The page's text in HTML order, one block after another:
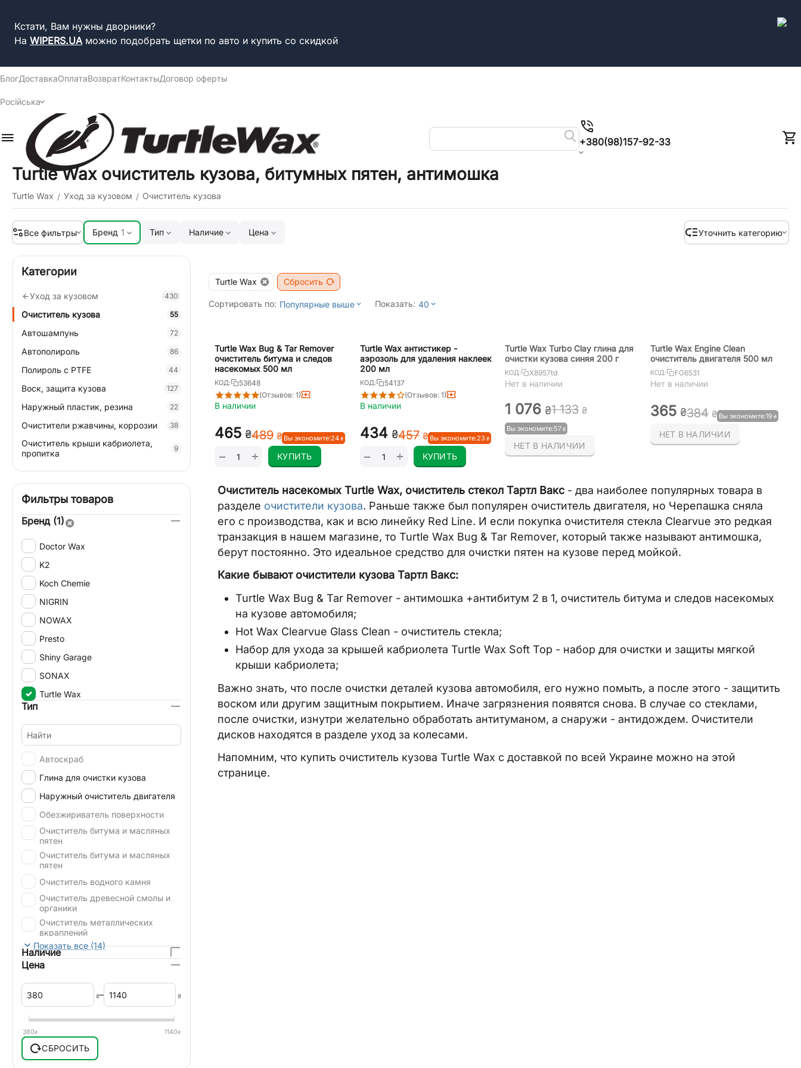
Кстати, Вам нужны дворники?
На WIPERS.UAможно подобрать щетки по авто и купить со скидкой
БлогДоставкаОплатаВозвратКонтактыДоговор оферты
Російська
+380(98)157-92-33
Turtle Wax очиститель кузова, битумных пятен, антимошка
Turtle Wax / Уход за кузовом / Очиститель кузова
Все фильтры Бренд 1 Тип Наличие Цена Уточнить категорию
Очиститель насекомых Turtle Wax, очиститель стекол Тартл Вакс - два наиболее популярных товара в
разделе очистители кузова. Раньше также был популярен очиститель двигателя, но Черепашка сняла
его с производства, как и всю линейку Red Line. И если покупка очистителя стекла Clearvue это редкая
транзакция в нашем магазине, то Turtle Wax Bug & Tar Remover, который также называют антимошка,
берут постоянно. Это идеальное средство для очистки пятен на кузове перед мойкой.
Какие бывают очистители кузова Тартл Вакс:
Turtle Wax Bug & Tar Remover - антимошка +антибитум 2 в 1, очиститель битума и следов насекомых
на кузове автомобиля;
Hot Wax Clearvue Glass Clean - очиститель стекла;
Набор для ухода за крышей кабриолета Turtle Wax Soft Top - набор для очистки и защиты мягкой
крыши кабриолета;
Важно знать, что после очистки деталей кузова автомобиля, его нужно помыть, а после этого - защитить
воском или другим защитным покрытием. Иначе загрязнения появятся снова. В случае со стеклами,
после очистки, изнутри желательно обработать антитуманом, а снаружи - антидождем. Очистители
дисков находятся в разделе уход за колесами.
Напомним, что купить очиститель кузова Turtle Wax с доставкой по всей Украине можно на этой
странице.
Turtle Wax Сбросить
Сортировать по: Популярные выше Показать: 40
Turtle Wax Bug & Tar Remover
очиститель битума и следов
насекомых 500 мл
КОД:
53648
(Отзывов: 1)
В наличии
‍465‍ ₴‍489‍ ₴ Вы экономите:‍24‍ ₴
КУПИТЬ
+
−
Turtle Wax антистикер -
аэрозоль для удаления наклеек
200 мл
КОД:
54137
(Отзывов: 1)
В наличии
‍434‍ ₴‍457‍ ₴ Вы экономите:‍23‍ ₴
КУПИТЬ
+
−
Turtle Wax Turbo Clay глина для
очистки кузова синяя 200 г
КОД: X8957td
Нет в наличии
1 076 ₴1 133 ₴
Вы экономите:‍57‍ ₴
НЕТ В НАЛИЧИИ
Turtle Wax Engine Clean
очиститель двигателя 500 мл
КОД: FG6531
Нет в наличии
‍365‍ ₴‍384‍ ₴ Вы экономите:‍19‍ ₴
НЕТ В НАЛИЧИИ
Категории
Уход за кузовом 430
Очиститель кузова 55
Автошампунь 72
Автополироль 86
Полироль с PTFE 44
Воск, защита кузова 127
Наружный пластик, резина 22
Очистители ржавчины, коррозии 38
Очиститель крыши кабриолета,
пропитка
9
Фильтры товаров
Бренд (1)
Doctor Wax
K2
Koch Chemie
NIGRIN
NOWAX
Presto
Shiny Garage
SONAX
Turtle Wax
Тип
Автоскраб
Глина для очистки кузова
Наружный очиститель двигателя
Обезжириватель поверхности
Очиститель битума и масляных
пятен
Очиститель битума и масляных
пятен
Очиститель водного камня
Очиститель древесной смолы и
органики
Очиститель металлических
вкраплений
Очиститель следов насекомых
Преобразователь ржавчины
Размораживатель
Удалитель наклеек
Универсальный очиститель
Показать все (14)
Наличие
Цена
₴– ₴
380₴ 1140₴
СБРОСИТЬ